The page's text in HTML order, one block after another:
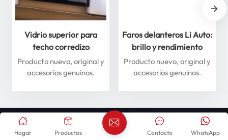
Vidrio superior para
techo corredizo
delantero y trasero para
Li Auto Serie L: mejore
Producto nuevo, original y
accesorios genuinos.
Faros delanteros Li Auto:
brillo y rendimiento
superiores para máxima
seguridad
Producto nuevo, original y
accesorios genuinos.
Hogar Productos WhatsApp
Contacto